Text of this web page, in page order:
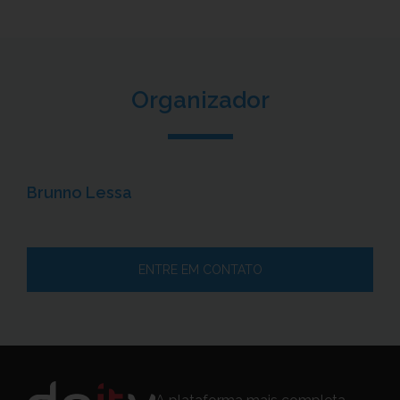
Organizador
Brunno Lessa
ENTRE EM CONTATO